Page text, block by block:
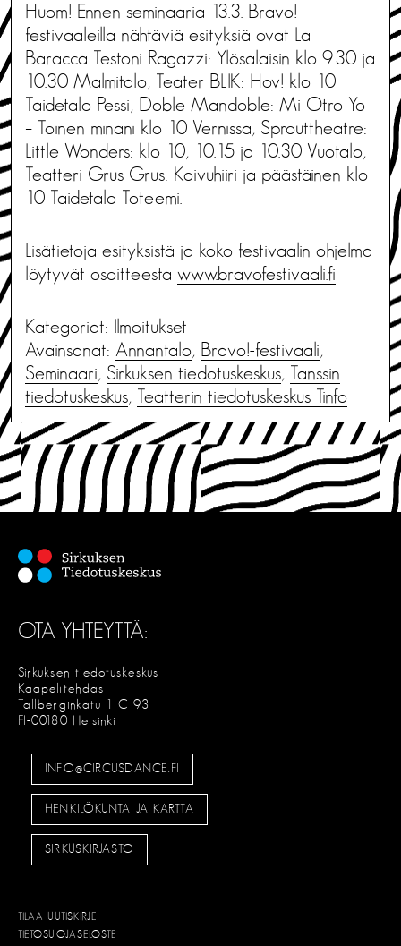
Huom! Ennen seminaaria 13.3. Bravo! –
festivaaleilla nähtäviä esityksiä ovat La
Baracca Testoni Ragazzi: Ylösalaisin klo 9.30 ja
10.30 Malmitalo, Teater BLIK: Hov! klo 10
Taidetalo Pessi, Doble Mandoble: Mi Otro Yo
– Toinen minäni klo 10 Vernissa, Sprouttheatre:
Little Wonders: klo 10, 10.15 ja 10.30 Vuotalo,
Teatteri Grus Grus: Koivuhiiri ja päästäinen klo
10 Taidetalo Toteemi.
Lisätietoja esityksistä ja koko festivaalin ohjelma
löytyvät osoitteesta www.bravofestivaali.fi
Kategoriat: Ilmoitukset
Avainsanat: Annantalo, Bravo!-festivaali,
Seminaari, Sirkuksen tiedotuskeskus, Tanssin
tiedotuskeskus, Teatterin tiedotuskeskus Tinfo
OTA YHTEYTTÄ:
Sirkuksen tiedotuskeskus
Kaapelitehdas
Tallberginkatu 1 C 93
FI-00180 Helsinki
INFO@CIRCUSDANCE.FI
HENKILÖKUNTA JA KARTTA
SIRKUSKIRJASTO
TILAA UUTISKIRJE
TIETOSUOJASELOSTE